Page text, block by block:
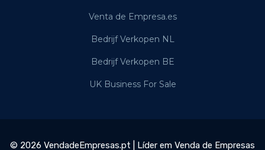
Venta de Empresa.es
Bedrijf Verkopen NL
Bedrijf Verkopen BE
UK Business For Sale
© 2026 VendadeEmpresas.pt | Líder em Venda de Empresas